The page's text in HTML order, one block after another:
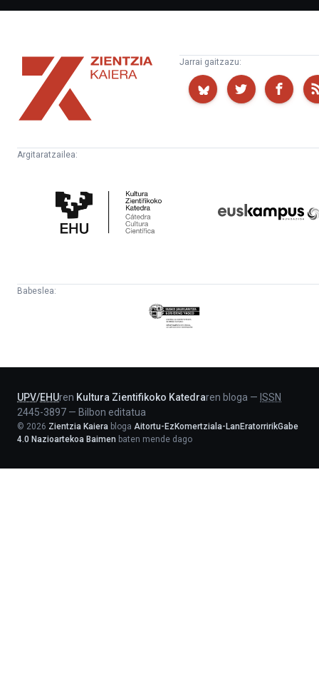
Zientzia
Kaiera
Jarrai gaitzazu:
Argitaratzailea:
Zientifikoko
Katedra
Babeslea:
Eusko
Jaurlaritza
UPV/EHUren Kultura Zientifikoko Katedraren bloga — ISSN
2445-3897 — Bilbon editatua
© 2026 Zientzia Kaiera bloga Aitortu-EzKomertziala-LanEratorririkGabe
4.0 Nazioartekoa Baimen baten mende dago